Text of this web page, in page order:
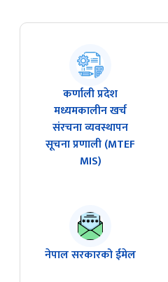
कर्णाली प्रदेश
मध्यमकालीन खर्च
संरचना व्यवस्थापन
सूचना प्रणाली (MTEF
MIS)
नेपाल सरकारको ईमेल